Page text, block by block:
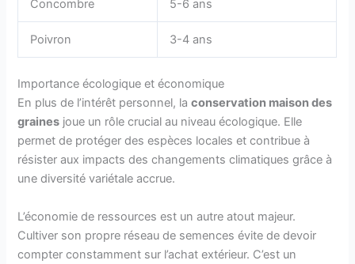
Concombre 5-6 ans
Poivron 3-4 ans
Importance écologique et économique
En plus de l’intérêt personnel, laconservation maison des
graines joue un rôle crucial au niveau écologique. Elle
permet de protéger des espèces locales et contribue à
résister aux impacts des changements climatiques grâce à
une diversité variétale accrue.
L’économie de ressources est un autre atout majeur.
Cultiver son propre réseau de semences évite de devoir
compter constamment sur l’achat extérieur. C’est un